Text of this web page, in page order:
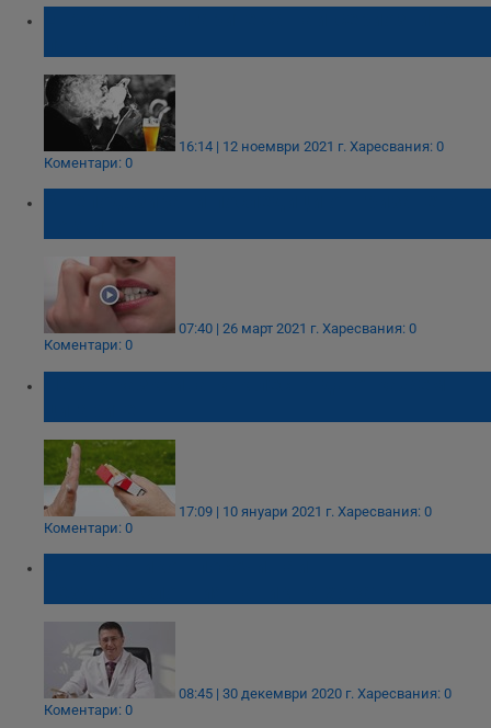
16:14 | 12 ноември 2021 г. Харесвания: 0
Коментари: 0
07:40 | 26 март 2021 г. Харесвания: 0
Коментари: 0
17:09 | 10 януари 2021 г. Харесвания: 0
Коментари: 0
08:45 | 30 декември 2020 г. Харесвания: 0
Коментари: 0